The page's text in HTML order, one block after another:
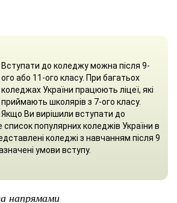
Вступати до коледжу можна після 9-
ого або 11-ого класу. При багатьох
коледжах України працюють ліцеї, які
приймають школярів з 7-ого класу.
Якщо Ви вирішили вступати до
популярних коледжів України в
коледжі з навчанням після 9
умови вступу.
напрямами